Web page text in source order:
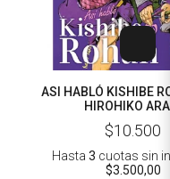
ASI HABLÓ KISHIBE
HIROHIKO
$10.500
Hasta 3 cuotas sin
$3.500,00